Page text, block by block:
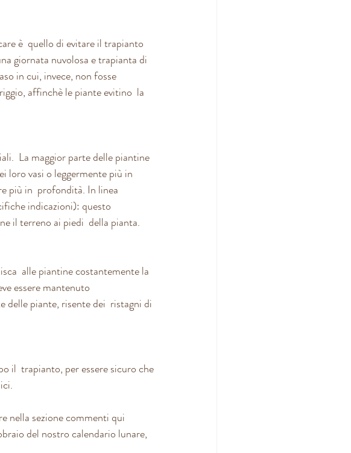
è  quello di evitare il trapianto
giornata nuvolosa e trapianta di
in cui, invece, non fosse
affinchè le piante evitino  la
La maggior parte delle piantine
loro vasi o leggermente più in
più in  profondità. In linea
indicazioni): questo
il terreno ai piedi  della pianta.
alle piantine costantemente la
essere mantenuto
delle piante, risente dei  ristagni di
il  trapianto, per essere sicuro che
nella sezione commenti qui
del nostro calendario lunare,